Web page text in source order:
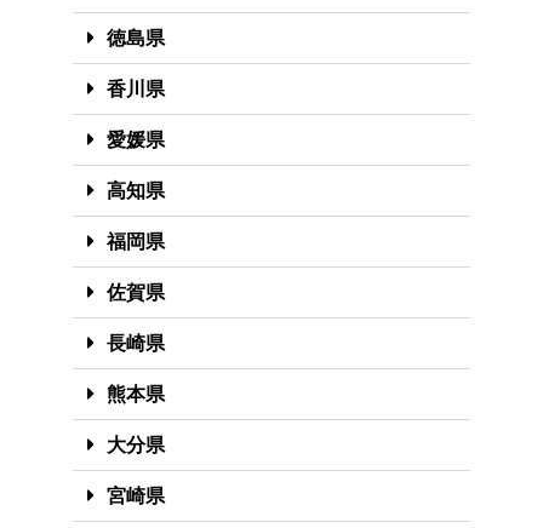
徳島県
香川県
愛媛県
高知県
福岡県
佐賀県
長崎県
熊本県
大分県
宮崎県